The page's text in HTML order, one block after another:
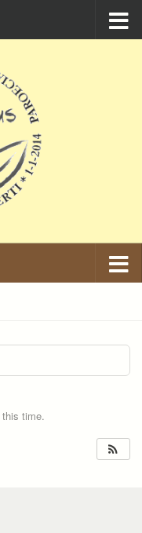
time.